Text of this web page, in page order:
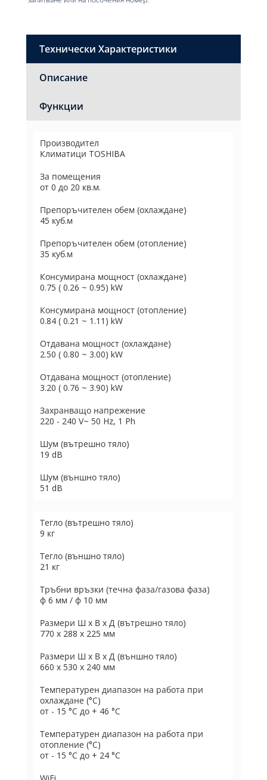
Технически Характеристики
Описание
Функции
Производител
Климатици TOSHIBA
За помещения
от 0 до 20 кв.м.
Препоръчителен обем (охлаждане)
45 куб.м
Препоръчителен обем (отопление)
35 куб.м
Консумирана мощност (охлаждане)
0.75 ( 0.26 ~ 0.95) kW
Консумирана мощност (отопление)
0.84 ( 0.21 ~ 1.11) kW
Отдавана мощност (охлаждане)
2.50 ( 0.80 ~ 3.00) kW
Отдавана мощност (отопление)
3.20 ( 0.76 ~ 3.90) kW
Захранващо напрежение
220 - 240 V~ 50 Hz, 1 Ph
Шум (вътрешно тяло)
19 dB
Шум (външно тяло)
51 dB
Тегло (вътрешно тяло)
9 кг
Тегло (външно тяло)
21 кг
Тръбни връзки (течна фаза/газова фаза)
ф 6 мм / ф 10 мм
Размери Ш х В х Д (вътрешно тяло)
770 x 288 x 225 мм
Размери Ш х В х Д (външно тяло)
660 x 530 x 240 мм
Температурен диапазон на работа при
охлаждане (°C)
от - 15 °C до + 46 °C
Температурен диапазон на работа при
отопление (°C)
от - 15 °C до + 24 °C